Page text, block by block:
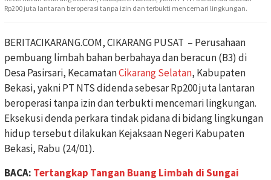
Rp200 juta lantaran beroperasi tanpa izin dan terbukti mencemari lingkungan.
BERITACIKARANG.COM, CIKARANG PUSAT – Perusahaan
pembuang limbah bahan berbahaya dan beracun (B3) di
Desa Pasirsari, KecamatanCikarang Selatan, Kabupaten
Bekasi, yakni PT NTS didenda sebesar Rp200 juta lantaran
beroperasi tanpa izin dan terbukti mencemari lingkungan.
Eksekusi denda perkara tindak pidana di bidang lingkungan
hidup tersebut dilakukan Kejaksaan Negeri Kabupaten
Bekasi, Rabu (24/01).
BACA: Tertangkap Tangan Buang Limbah di Sungai